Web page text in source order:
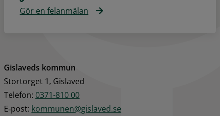
Gör en felanmälan
Gislaveds kommun
Stortorget 1, Gislaved
Telefon: 0371-810 00
E‑post: kommunen@gislaved.se